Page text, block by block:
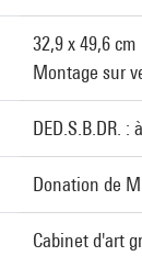
32,9 x 49,6 cm
Montage sur
DED.S.B.DR.
Donation de
Cabinet d'art